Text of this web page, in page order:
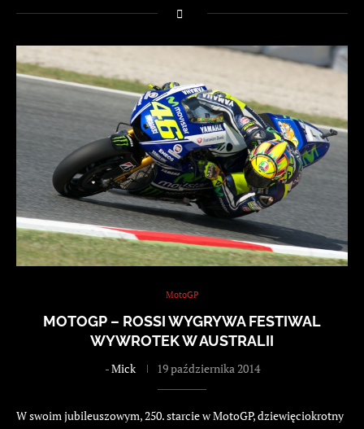
MotoGP
MOTOGP – ROSSI WYGRYWA FESTIWAL
WYWROTEK W AUSTRALII
-Mick 19 października 2014
W swoim jubileuszowym, 250. starcie w MotoGP, dziewięciokrotny